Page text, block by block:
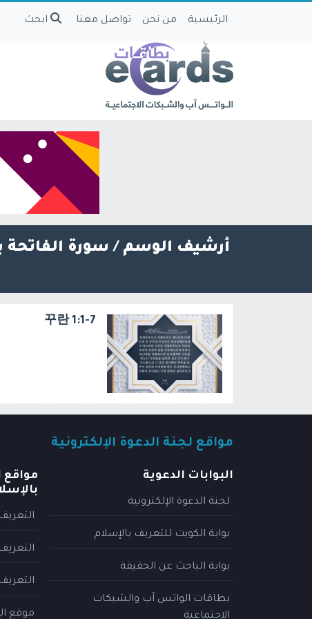
الرئيسية من نحن تواصل معنا ابحث
أرشيف الوسم / سورة الفاتحة
꾸란 1:1-7
مواقع لجنة الدعوة الإلكترونية
البوابات الدعوية
لجنة الدعوة الإلكترونية
بوابة الكويت للتعريف بالإسلام
بوابة الباحث عن الحقيقة
بطاقات الواتس آب والشبكات
الاجتماعية
مواقع
موقع